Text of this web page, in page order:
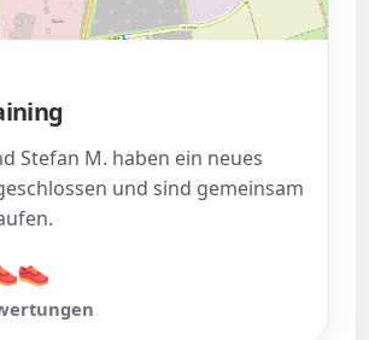
Stefan M. haben ein neues
und sind gemeinsam
👟
👟